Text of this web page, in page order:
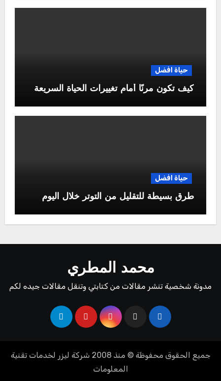
حياة افضل
كيف تكون مرنًا أمام تغييرات الحياة السريعة
حياة افضل
طرق بسيطة للتقليل من التوتر خلال اليوم
محمد المطري
مدونة شخصية تنشر مقالات من كتابتي وتنقل مقالات جيده لكم
جميع الحقوق محفوظة © منذ 2008
شركة ليزر لخدمات تقنية
المعلومات